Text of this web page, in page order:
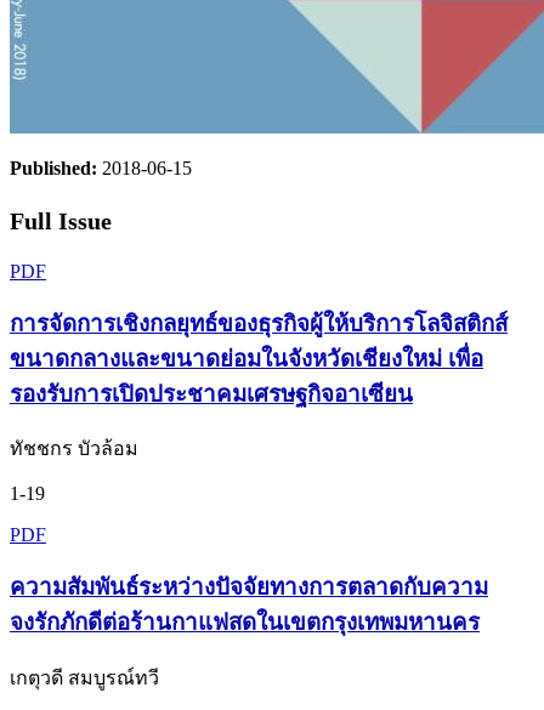
Published: 2018-06-15
Full Issue
PDF
การจัดการเชิงกลยุทธ์ของธุรกิจผู้ให้บริการโลจิสติกส์
ขนาดกลางและขนาดย่อมในจังหวัดเชียงใหม่ เพื่อ
รองรับการเปิดประชาคมเศรษฐกิจอาเซียน
ทัชชกร บัวล้อม
1-19
PDF
ความสัมพันธ์ระหว่างปัจจัยทางการตลาดกับความ
จงรักภักดีต่อร้านกาแฟสดในเขตกรุงเทพมหานคร
เกตุวดี สมบูรณ์ทวี